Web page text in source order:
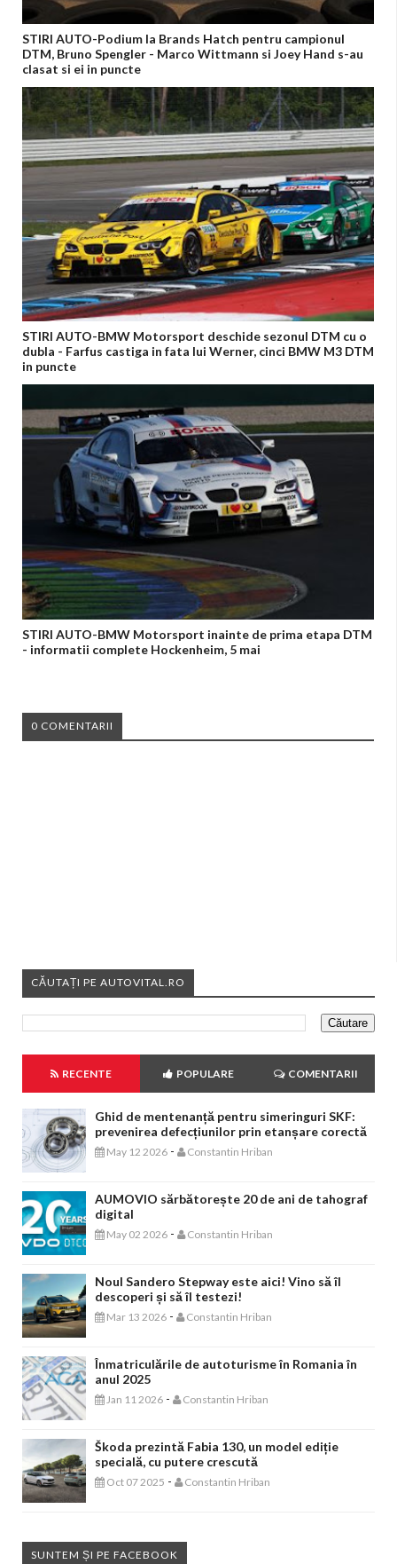
STIRI AUTO-Podium la Brands Hatch pentru campionul
DTM, Bruno Spengler - Marco Wittmann si Joey Hand s-au
clasat si ei in puncte
STIRI AUTO-BMW Motorsport deschide sezonul DTM cu o
dubla - Farfus castiga in fata lui Werner, cinci BMW M3 DTM
in puncte
STIRI AUTO-BMW Motorsport inainte de prima etapa DTM
- informatii complete Hockenheim, 5 mai
0 COMENTARII
CĂUTAȚI PE AUTOVITAL.RO
RECENTE POPULARE COMENTARII
Ghid de mentenanță pentru simeringuri SKF:
prevenirea defecțiunilor prin etanșare corectă
May 12 2026 - Constantin Hriban
AUMOVIO sărbătorește 20 de ani de tahograf
digital
May 02 2026 - Constantin Hriban
Noul Sandero Stepway este aici! Vino să îl
descoperi și să îl testezi!
Mar 13 2026 - Constantin Hriban
Înmatriculările de autoturisme în Romania în
anul 2025
Jan 11 2026 - Constantin Hriban
Škoda prezintă Fabia 130, un model ediție
specială, cu putere crescută
Oct 07 2025 - Constantin Hriban
SUNTEM ȘI PE FACEBOOK